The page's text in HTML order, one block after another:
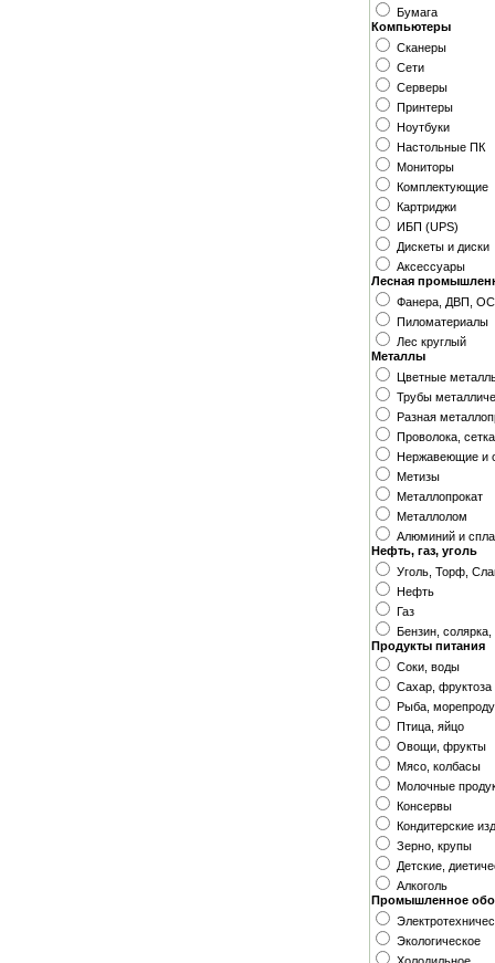
Бумага
Компьютеры
Сканеры
Сети
Серверы
Принтеры
Ноутбуки
Настольные ПК
Мониторы
Комплектующие
Картриджи
ИБП (UPS)
Дискеты и диски
Аксессуары
Лесная
Фанера, ДВП,
Пиломатериалы
Лес круглый
Металлы
Цветные
Трубы
Разная
Проволока,
Нержавеющие и
Метизы
Металлопрокат
Металлолом
Алюминий и
Нефть, газ, уголь
Уголь, Торф,
Нефть
Газ
Бензин,
Продукты питания
Соки, воды
Сахар, фруктоза
Рыба,
Птица, яйцо
Овощи, фрукты
Мясо, колбасы
Молочные
Консервы
Кондитерские
Зерно, крупы
Детские,
Алкоголь
Промышленное
Экологическое